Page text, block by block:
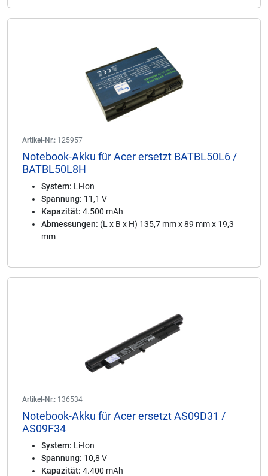
Artikel-Nr.: 125957
Notebook-Akku für Acer ersetzt BATBL50L6 /
BATBL50L8H
System: Li-Ion
Spannung: 11,1 V
Kapazität: 4.500 mAh
Abmessungen: (L x B x H) 135,7 mm x 89 mm x 19,3
mm
Artikel-Nr.: 136534
Notebook-Akku für Acer ersetzt AS09D31 /
AS09F34
System: Li-Ion
Spannung: 10,8 V
Kapazität: 4.400 mAh